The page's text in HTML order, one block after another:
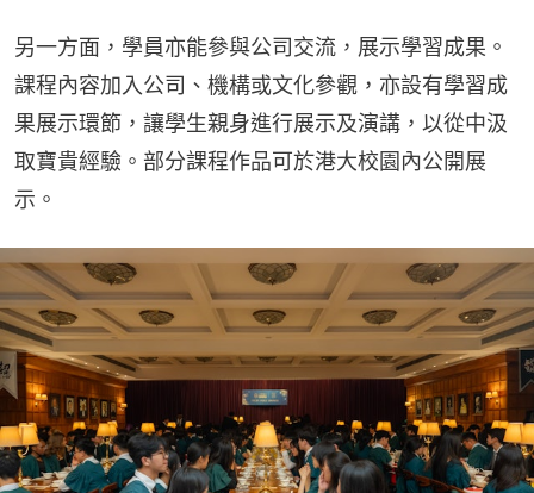
另一方面，學員亦能參與公司交流，展示學習成果。
課程內容加入公司、機構或文化參觀，亦設有學習成
果展示環節，讓學生親身進行展示及演講，以從中汲
取寶貴經驗。部分課程作品可於港大校園內公開展
示。​